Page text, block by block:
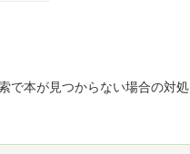
で本が見つからない場合の対処